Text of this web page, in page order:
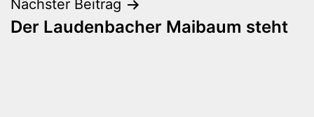
Nächster Beitrag
Der Laudenbacher Maibaum steht